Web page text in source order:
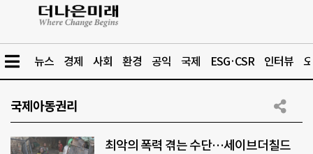
뉴스 경제 사회 환경 공익 국제 ESG·CSR 인터뷰
국제아동권리
최악의 폭력 겪는 수단…세이브더칠드